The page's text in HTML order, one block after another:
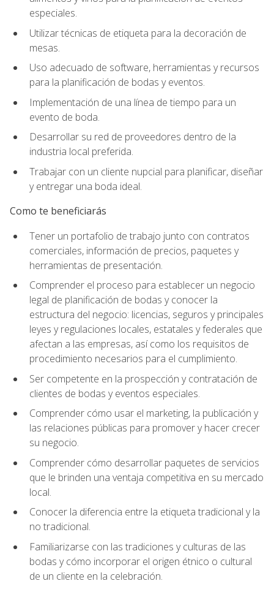
especiales.
Utilizar técnicas de etiqueta para la decoración de
mesas.
Uso adecuado de software, herramientas y recursos
para la planificación de bodas y eventos.
Implementación de una línea de tiempo para un
evento de boda.
Desarrollar su red de proveedores dentro de la
industria local preferida.
Trabajar con un cliente nupcial para planificar, diseñar
y entregar una boda ideal.
Como te beneficiarás
Tener un portafolio de trabajo junto con contratos
comerciales, información de precios, paquetes y
herramientas de presentación.
Comprender el proceso para establecer un negocio
legal de planificación de bodas y conocer la
estructura del negocio: licencias, seguros y principales
leyes y regulaciones locales, estatales y federales que
afectan a las empresas, así como los requisitos de
procedimiento necesarios para el cumplimiento.
Ser competente en la prospección y contratación de
clientes de bodas y eventos especiales.
Comprender cómo usar el marketing, la publicación y
las relaciones públicas para promover y hacer crecer
su negocio.
Comprender cómo desarrollar paquetes de servicios
que le brinden una ventaja competitiva en su mercado
local.
Conocer la diferencia entre la etiqueta tradicional y la
no tradicional.
Familiarizarse con las tradiciones y culturas de las
bodas y cómo incorporar el origen étnico o cultural
de un cliente en la celebración.